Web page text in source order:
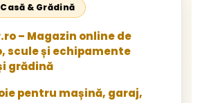
Casă & Grădină
– Magazin online de
scule și echipamente
grădină
pentru mașină, garaj,